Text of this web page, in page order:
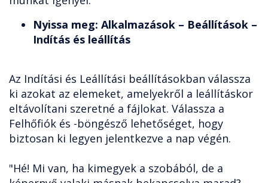
Nyissa meg: Alkalmazások – Beállítások –
Indítás és leállítás
Az Indítási és Leállítási beállításokban válassza
ki azokat az elemeket, amelyekről a leállításkor
eltávolítani szeretné a fájlokat. Válassza a
Felhőfiók és -böngésző lehetőséget, hogy
biztosan ki legyen jelentkezve a nap végén.
"Hé! Mi van, ha kimegyek a szobából, de a